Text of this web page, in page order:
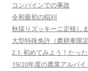
コンバインでの事故
令和最初の稲刈
秋採りズッキーニ定植し
大型特殊免許（農耕車限
2.1. 初めてみよう！たっ
19/20年度の農業アルバ